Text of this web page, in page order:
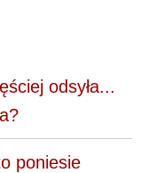
odsyła...
poniesie